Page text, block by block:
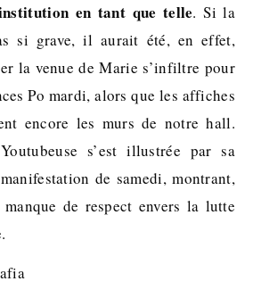
en tant que telle. Si la
si grave, il aurait été, en effet,
la venue de Marie s’infiltre pour
Po mardi, alors que les affiches
encore les murs de notre hall.
s’est illustrée par sa
de samedi, montrant,
de respect envers la lutte